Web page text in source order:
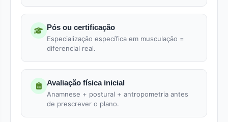
Pós ou certificação
Especialização específica em musculação =
diferencial real.
Avaliação física inicial
Anamnese + postural + antropometria antes
de prescrever o plano.